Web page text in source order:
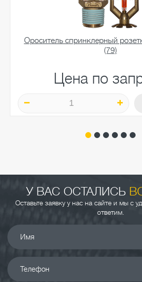
Ороситель спринклерный
(79)
Цена по
У ВАС ОСТАЛИСЬ
Оставьте заявку у нас на сайте и мы с
ответим.
Имя
Телефон